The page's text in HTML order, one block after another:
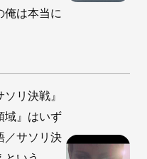
俺は本当に
リ決戦』
域』はいず
／サソリ決